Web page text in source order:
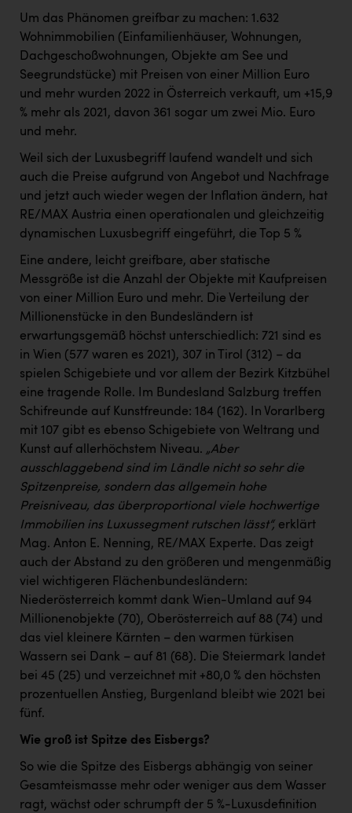
Um das Phänomen greifbar zu machen: 1.632
Wohnimmobilien (Einfamilienhäuser, Wohnungen,
Dachgeschoßwohnungen, Objekte am See und
Seegrundstücke) mit Preisen von einer Million Euro
und mehr wurden 2022 in Österreich verkauft, um +15,9
% mehr als 2021, davon 361 sogar um zwei Mio. Euro
und mehr.
Weil sich der Luxusbegriff laufend wandelt und sich
auch die Preise aufgrund von Angebot und Nachfrage
und jetzt auch wieder wegen der Inflation ändern, hat
RE/MAX Austria einen operationalen und gleichzeitig
dynamischen Luxusbegriff eingeführt, die Top 5 %
Eine andere, leicht greifbare, aber statische
Messgröße ist die Anzahl der Objekte mit Kaufpreisen
von einer Million Euro und mehr. Die Verteilung der
Millionenstücke in den Bundesländern ist
erwartungsgemäß höchst unterschiedlich: 721 sind es
in Wien (577 waren es 2021), 307 in Tirol (312) – da
spielen Schigebiete und vor allem der Bezirk Kitzbühel
eine tragende Rolle. Im Bundesland Salzburg treffen
Schifreunde auf Kunstfreunde: 184 (162). In Vorarlberg
mit 107 gibt es ebenso Schigebiete von Weltrang und
Kunst auf allerhöchstem Niveau. „Aber
ausschlaggebend sind im Ländle nicht so sehr die
Spitzenpreise, sondern das allgemein hohe
Preisniveau, das überproportional viele hochwertige
Immobilien ins Luxussegment rutschen lässt“, erklärt
Mag. Anton E. Nenning, RE/MAX Experte. Das zeigt
auch der Abstand zu den größeren und mengenmäßig
viel wichtigeren Flächenbundesländern:
Niederösterreich kommt dank Wien-Umland auf 94
Millionenobjekte (70), Oberösterreich auf 88 (74) und
das viel kleinere Kärnten – den warmen türkisen
Wassern sei Dank – auf 81 (68). Die Steiermark landet
bei 45 (25) und verzeichnet mit +80,0 % den höchsten
prozentuellen Anstieg, Burgenland bleibt wie 2021 bei
fünf.
Wie groß ist Spitze des Eisbergs?
So wie die Spitze des Eisbergs abhängig von seiner
Gesamteismasse mehr oder weniger aus dem Wasser
ragt, wächst oder schrumpft der 5 %-Luxusdefinition